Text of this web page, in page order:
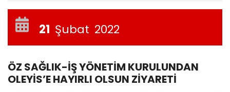
21 Şubat 2022
ÖZ SAĞLIK-İŞ YÖNETİM KURULUNDAN
OLEYİS’E HAYIRLI OLSUN ZİYARETİ